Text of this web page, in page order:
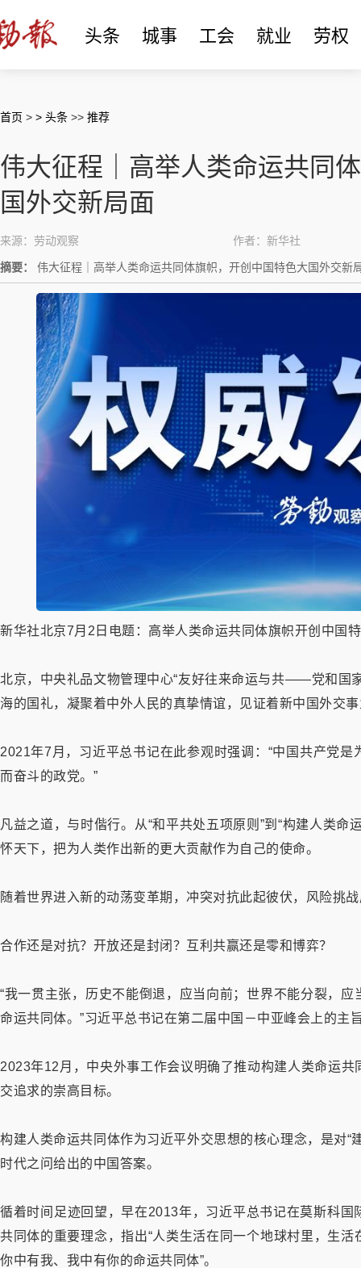
头条 城事 工会 就业 劳权
首页 > > 头条 >> 推荐
伟大征程｜高举人类命运共同
国外交新局面
来源：劳动观察 作者：新华社
摘要： 伟大征程｜高举人类命运共同体旗帜，开创中国特色大国外交新
新华社北京7月2日电题：高举人类命运共同体旗帜开创中国
北京，中央礼品文物管理中心“友好往来命运与共——党和国
海的国礼，凝聚着中外人民的真挚情谊，见证着新中国外交
2021年7月，习近平总书记在此参观时强调：“中国共产党
而奋斗的政党。”
凡益之道，与时偕行。从“和平共处五项原则”到“构建人类
怀天下，把为人类作出新的更大贡献作为自己的使命。
随着世界进入新的动荡变革期，冲突对抗此起彼伏，风险挑
合作还是对抗？开放还是封闭？互利共赢还是零和博弈？
“我一贯主张，历史不能倒退，应当向前；世界不能分裂，
命运共同体。”习近平总书记在第二届中国－中亚峰会上的主
2023年12月，中央外事工作会议明确了推动构建人类命运
交追求的崇高目标。
构建人类命运共同体作为习近平外交思想的核心理念，是对“
时代之问给出的中国答案。
循着时间足迹回望，早在2013年，习近平总书记在莫斯科
共同体的重要理念，指出“人类生活在同一个地球村里，生
你中有我、我中有你的命运共同体”。